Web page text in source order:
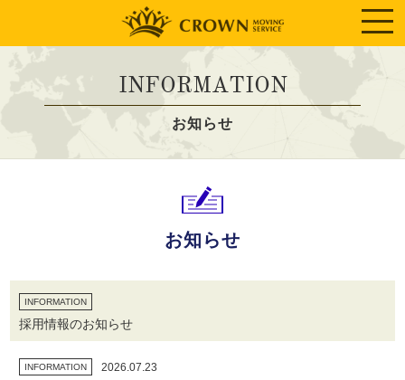
INFORMATION
お知らせ
お知らせ
INFORMATION
採用情報のお知らせ
INFORMATION 2026.07.23